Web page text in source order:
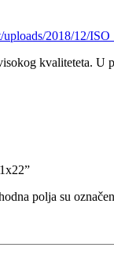
kvaliteteta. U
polja su